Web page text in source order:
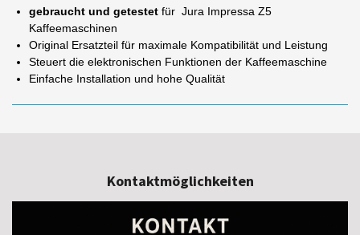
gebraucht und getestet für Jura Impressa Z5
Kaffeemaschinen
Original Ersatzteil für maximale Kompatibilität und Leistung
Steuert die elektronischen Funktionen der Kaffeemaschine
Einfache Installation und hohe Qualität
Kontaktmöglichkeiten